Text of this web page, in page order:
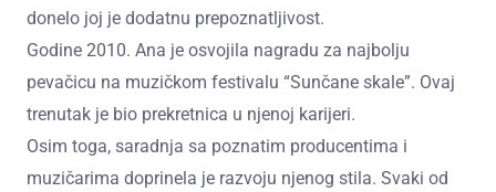
donelo joj je dodatnu prepoznatljivost.
Godine 2010. Ana je osvojila nagradu za najbolju
pevačicu na muzičkom festivalu “Sunčane skale”. Ovaj
trenutak je bio prekretnica u njenoj karijeri.
Osim toga, saradnja sa poznatim producentima i
muzičarima doprinela je razvoju njenog stila. Svaki od